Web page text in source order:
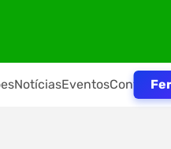
NotíciasEventosContato